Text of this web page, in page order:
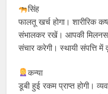
सिंह
फालतू खर्च होगा। शारीरिक
संभालकर रखें। आपकी
संचार करेगी। स्थायी संपत्ति में
कन्या
डूबी हुई रकम प्राप्त होगी।